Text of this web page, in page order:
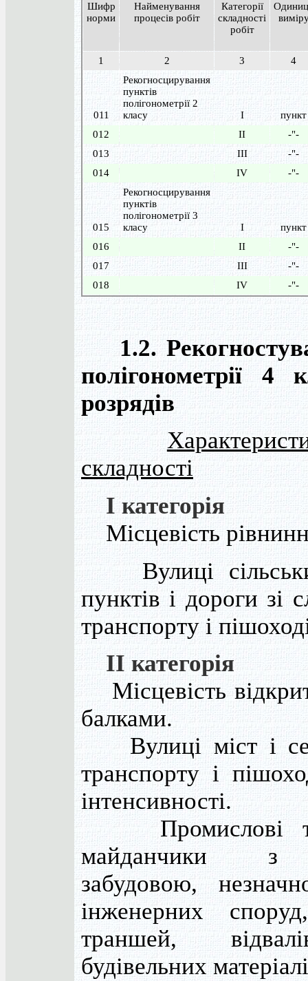
Шифр
норми
Найменування
процесів робіт
Категорії
складності
робіт
1 2 3 4
011
Рекогносцирування
пунктів
полігонометрії 2
класу
I
пункт
012
II
-"-
013
III
-"-
014
IV -"-
015
Рекогносцирування
пунктів
полігонометрії 3
класу
I
пункт
016
II
-"-
017
III
-"-
018
IV -"-
1.2.
полігонометрії
розрядів
складності
I категорія
Місцевість
Вулиці
пунктів і дороги зі
транспорту і
II категорія
Місцевість
балками.
Вулиці міст і
транспорту і
інтенсивності.
Промислові та
майданчики з
забудовою,
інженерних
траншей,
будівельних